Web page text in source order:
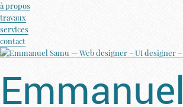
à propos
travaux
services
contact
Emmanuel